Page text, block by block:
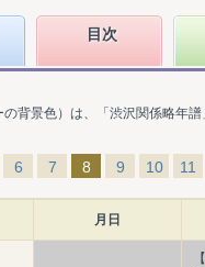
目次
の背景色）は、「渋沢関係略年
6 7 8 9 10 11
月日